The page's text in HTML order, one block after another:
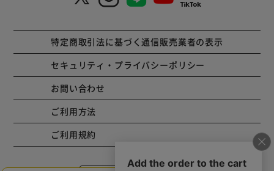
特定商取引法に基づく通信販売業者の表示
セキュリティ・プライバシーポリシー
お問い合わせ
ご利用方法
ご利用規約